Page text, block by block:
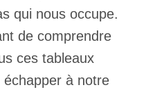
qui nous occupe.
de comprendre
ces tableaux
à notre